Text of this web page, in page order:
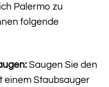
Palermo zu
folgende
Saugen Sie den
einem Staubsauger